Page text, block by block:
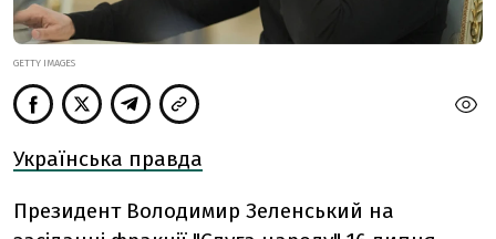
GETTY IMAGES
Українська правда
Президент Володимир Зеленський на